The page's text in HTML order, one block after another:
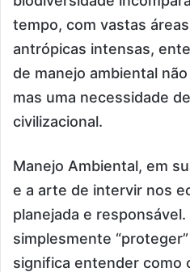
tempo, com vastas
antrópicas intensas,
de manejo ambiental
mas uma necessidade
civilizacional.
Manejo Ambiental, em
e a arte de intervir nos
planejada e
simplesmente
significa entender como